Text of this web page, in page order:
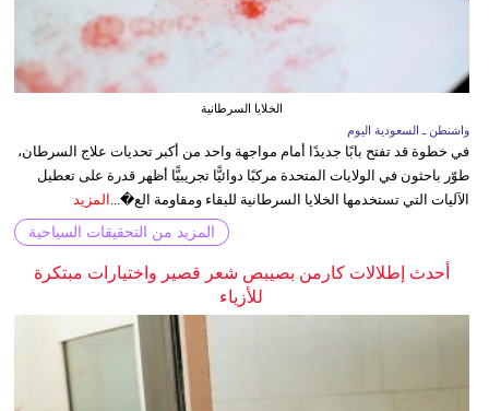
الخلايا السرطانية
واشنطن ـ السعودية اليوم
في خطوة قد تفتح بابًا جديدًا أمام مواجهة واحد من أكبر تحديات علاج السرطان،
طوّر باحثون في الولايات المتحدة مركبًا دوائيًّا تجريبيًّا أظهر قدرة على تعطيل
الآليات التي تستخدمها الخلايا السرطانية للبقاء ومقاومة الع�... المزيد
المزيد من التحقيقات السياحية
أحدث إطلالات كارمن بصيبص شعر قصير واختيارات مبتكرة
للأزياء